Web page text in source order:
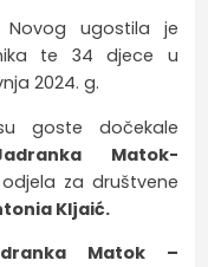
Novog ugostila je
te 34 djece u
2024. g.
goste dočekale
Matok-
za društvene
Kljaić.
Matok –